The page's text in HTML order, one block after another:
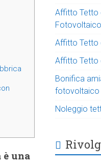
una
Affitto Tetto
Fotovoltaico
Affitto Tetto
Affitto Tetto
Bonifica
fotovoltaico
Noleggio